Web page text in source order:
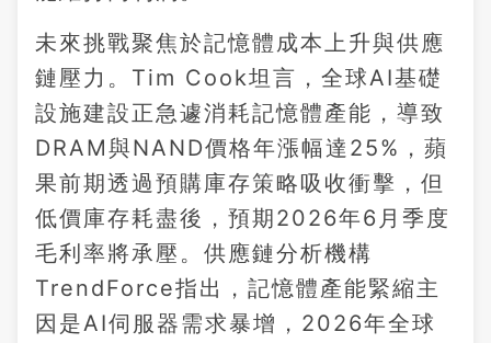
未來挑戰聚焦於記憶體成本上升與供應
鏈壓力。Tim Cook坦言，全球AI基礎
設施建設正急遽消耗記憶體產能，導致
DRAM與NAND價格年漲幅達25%，蘋
果前期透過預購庫存策略吸收衝擊，但
低價庫存耗盡後，預期2026年6月季度
毛利率將承壓。供應鏈分析機構
TrendForce指出，記憶體產能緊縮主
因是AI伺服器需求暴增，2026年全球